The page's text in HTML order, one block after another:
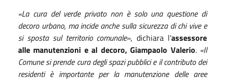
«La cura del verde privato non è solo una questione di
decoro urbano, ma incide anche sulla sicurezza di chi vive e
si sposta sul territorio comunale», dichiara l'assessore
alle manutenzioni e al decoro, Giampaolo Valerio. «Il
Comune si prende cura degli spazi pubblici e il contributo dei
residenti è importante per la manutenzione delle aree